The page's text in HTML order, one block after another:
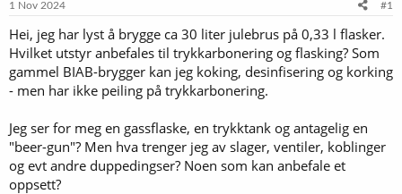
t
r
o
1 Nov 2024 #1
Hei, jeg har lyst å brygge ca 30 liter julebrus på 0,33 l flasker.
Hvilket utstyr anbefales til trykkarbonering og flasking? Som
gammel BIAB-brygger kan jeg koking, desinfisering og korking
- men har ikke peiling på trykkarbonering.
Jeg ser for meg en gassflaske, en trykktank og antagelig en
"beer-gun"? Men hva trenger jeg av slager, ventiler, koblinger
og evt andre duppedingser? Noen som kan anbefale et
oppsett?